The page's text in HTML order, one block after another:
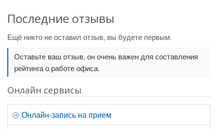
Последние отзывы
Ещё никто не оставил отзыв, вы будете первым.
Оставьте ваш отзыв, он очень важен для составления
рейтинга о работе офиса.
Онлайн сервисы
Онлайн-запись на прием